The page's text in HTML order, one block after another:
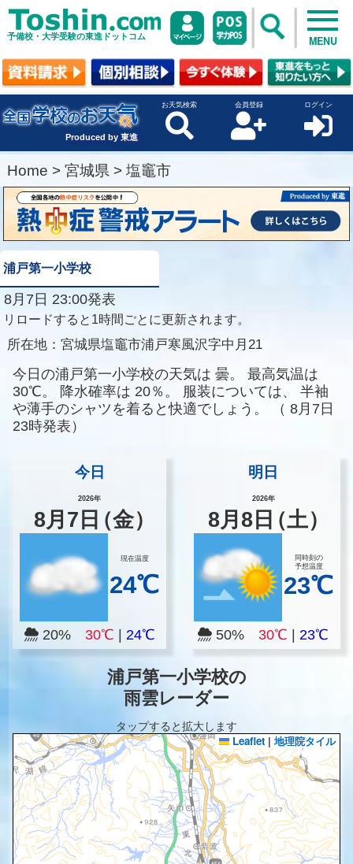
予備校・大学受験の東進ドットコム MENU
Produced by 東進
お天気検索 会員登録 ログイン
Home > 宮城県 > 塩竈市
浦戸第一小学校
8月7日 23:00発表
リロードすると1時間ごとに更新されます。
所在地： 宮城県塩竈市浦戸寒風沢字中月21
今日の浦戸第一小学校の天気は 曇。
最高気温は
30℃。
降水確率は 20％。 服装については、
半袖
や薄手のシャツを着ると快適でしょう。
（ 8月7日
23時発表）
今日
2026年
8月 7 日（金）
現在温度
24℃
20% 30℃ 24℃
明日
2026年
8月8 日（土）
同時刻の
予想温度
23℃
50%30℃ |23℃
浦戸第一小学校の
雨雲レーダー
タップすると拡大します
Leaflet | 地理院タイル